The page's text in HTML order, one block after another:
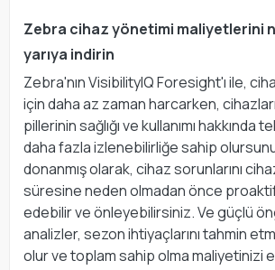
Zebra cihaz yönetimi maliyetlerini
yarıya indirin
Zebra'nın VisibilityIQ Foresight'ı ile,
için daha az zaman harcarken,
pillerinin sağlığı ve kullanımı hakkında
daha fazla izlenebilirliğe sahip
donanmış olarak, cihaz sorunlarını
süresine neden olmadan önce
edebilir ve önleyebilirsiniz. Ve güçlü
analizler, sezon ihtiyaçlarını tahmin
olur ve toplam sahip olma maliyetinizi